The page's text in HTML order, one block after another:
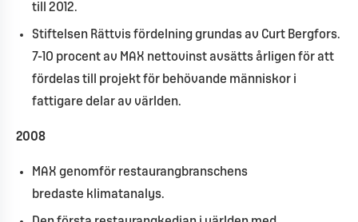
till 2012.
Stiftelsen Rättvis fördelning grundas av Curt Bergfors.
7-10 procent av MAX nettovinst avsätts årligen för att
fördelas till projekt för behövande människor i
fattigare delar av världen.
2008
MAX genomför restaurangbranschens
bredaste klimatanalys.